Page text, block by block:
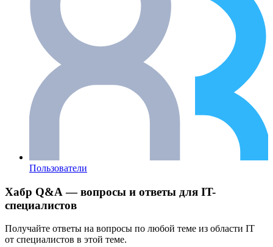
Пользователи
Хабр Q&A — вопросы и ответы для IT-
специалистов
Получайте ответы на вопросы по любой теме из области IT
от специалистов в этой теме.